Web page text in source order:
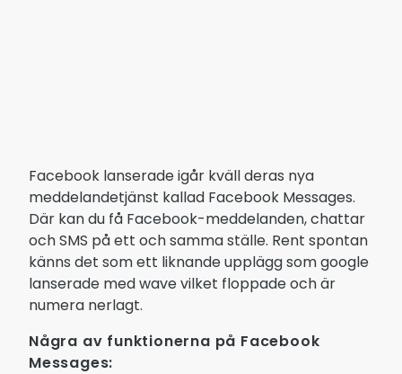
Facebook lanserade igår kväll deras nya
meddelandetjänst kallad Facebook Messages.
Där kan du få Facebook-meddelanden, chattar
och SMS på ett och samma ställe. Rent spontan
känns det som ett liknande upplägg som google
lanserade med wave vilket floppade och är
numera nerlagt.
Några av funktionerna på Facebook
Messages: